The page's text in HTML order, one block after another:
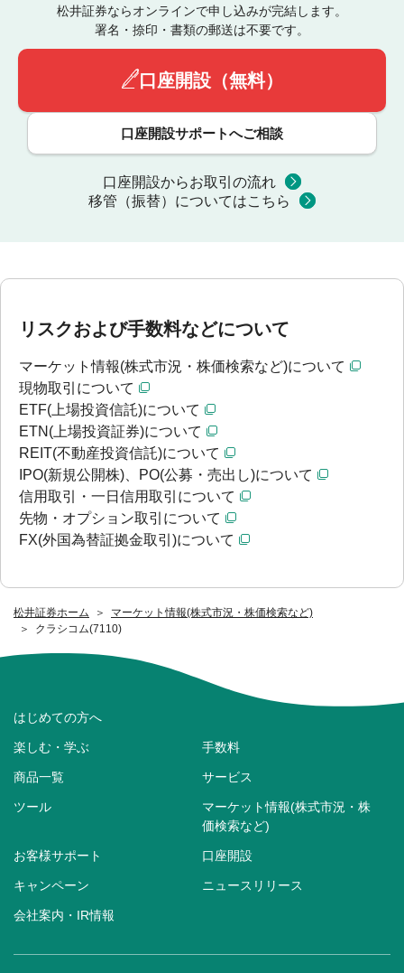
松井証券ホーム
マーケット情報(株式市況・株価検索など)
クラシコム(7110)
松井証券ならオンラインで申し込みが完結します。
署名・捺印・書類の郵送は不要です。
口座開設（無料）
口座開設サポートへご相談
口座開設からお取引の流れ
移管（振替）についてはこちら
リスクおよび手数料などについて
マーケット情報(株式市況・株価検索など)について
現物取引について
ETF(上場投資信託)について
ETN(上場投資証券)について
REIT(不動産投資信託)について
IPO(新規公開株)、PO(公募・売出し)について
信用取引・一日信用取引について
先物・オプション取引について
FX(外国為替証拠金取引)について
はじめての方へ
楽しむ・学ぶ 手数料
商品一覧 サービス
ツール
マーケット情報(株式市況・株
価検索など)
お客様サポート 口座開設
キャンペーン ニュースリリース
会社案内・IR情報